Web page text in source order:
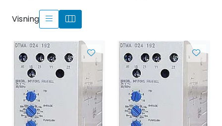
Visning
Kontakt oss
Nytt og Nyttig
Bærekraft